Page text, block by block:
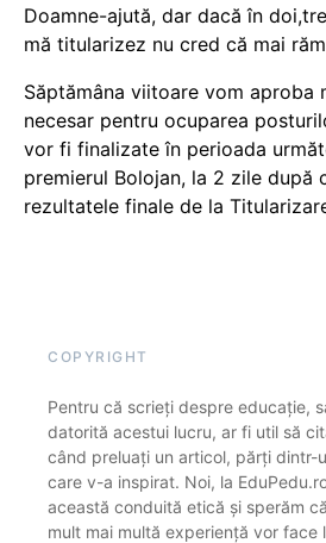
Doamne-ajută, dar dacă în
mă titularizez nu cred că mai
Săptămâna viitoare vom aproba
necesar pentru ocuparea
vor fi finalizate în perioada
premierul Bolojan, la 2 zile după
rezultatele finale de la
COPYRIGHT
Pentru că scrieți despre educație,
datorită acestui lucru, ar fi util să
când preluați un articol, părți dintr-
care v-a inspirat. Noi, la
această conduită etică și sperăm
mult mai multă experiență vor face